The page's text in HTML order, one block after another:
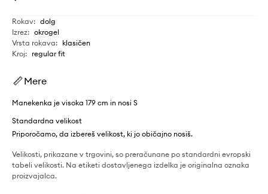
Rokav: dolg
Izrez: okrogel
Vrsta rokava: klasičen
Kroj: regular fit
Mere
Manekenka je visoka 179 cm in nosi S
Standardna velikost
Priporočamo, da izbereš velikost, ki jo običajno nosiš.
Velikosti, prikazane v trgovini, so preračunane po standardni evropski
tabeli velikosti. Na etiketi dostavljenega izdelka je originalna oznaka
proizvajalca.